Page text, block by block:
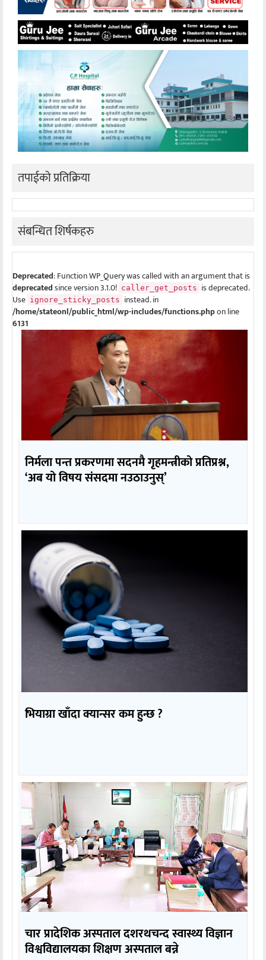
तपाईको प्रतिक्रिया
संबन्धित शिर्षकहरु
Deprecated: Function WP_Query was called with an argument that is
deprecatedsince version 3.1.0! caller_get_posts is deprecated.
Use ignore_sticky_posts instead. in
/home/stateonl/public_html/wp-includes/functions.phpon line
6131
निर्मला पन्त प्रकरणमा सदनमै गृहमन्त्रीको प्रतिप्रश्न,
‘अब यो विषय संसदमा नउठाउनुस्’
भियाग्रा खाँदा क्यान्सर कम हुन्छ ?
चार प्रादेशिक अस्पताल दशरथचन्द स्वास्थ्य विज्ञान
विश्वविद्यालयका शिक्षण अस्पताल बन्ने